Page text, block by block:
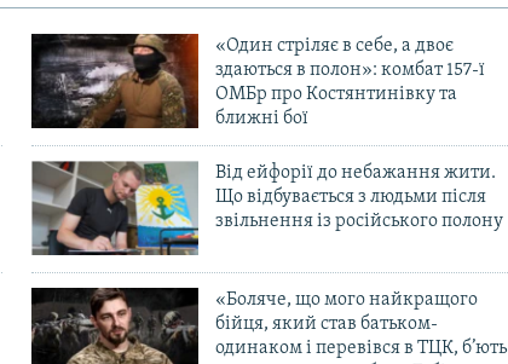
«Один стріляє в себе, а двоє
здаються в полон»: комбат 157-ї
ОМБр про Костянтинівку та
ближні бої
Від ейфорії до небажання жити.
Що відбувається з людьми після
звільнення із російського полону
«Боляче, що мого найкращого
бійця, який став батьком-
одинаком і перевівся в ТЦК, б’ють